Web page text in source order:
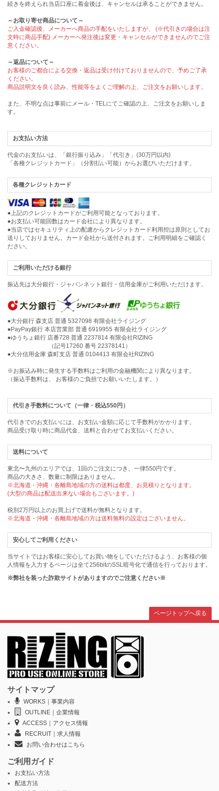
続きを終えられ当店口座に着金後は、キャンセルは承ることができません。
～お取り寄せ商品について～
ご入金確認後、メーカーへ商品の手配をいたしますが、 (※代引きの場合は注
文時に商品手配) メーカーへ発注後は変更・キャンセルができませんのでご注
意ください。
～返品について～
お客様のご都合による交換・返品は受け付けておりませんので、予めご了承
ください。
商品説明文を良く読み、性能等をよくご理解の上、ご注文をお願いします。
また、不明な点は事前にメール・TELにてご確認の上、ご注文をお願いしま
す。
お支払い方法
代金のお支払いは、「銀行振り込み」「代引き」(30万円以内)
「各種クレジットカード」（分割払い可能）からお選びいただけます。
各種クレジットカード
●上記のクレジットカードがご利用可能となっております。
●お支払い可能回数はカード会社により異なります。
●当店ではセキュリティ上の配慮からクレジットカード利用控は原則としてお
送りしておりません。カード会社から送付されます。ご利用明細をご確認く
ださい。
ご利用いただける銀行
振込先は大分銀行・ジャパンネット銀行・信用金庫がご利用いただけます。
●大分銀行 森支店 普通 5327098 有限会社ライジング
●PayPay銀行 本店営業部 普通 6919955 有限会社ライジング
●ゆうちょ銀行 店番728 普通 2237814 有限会社RIZING
（記号17260 番号 22378141）
●大分信用金庫 森町支店 普通 0104413 有限会社RIZING
※お振込み時に発生する手数料はご利用の金融機関により異なります。
（振込手数料は、 お客様のご負担でお願いいたします。）
代引き手数料について（一律・税込550円）
代引きでのお支払いには、お支払い金額に応じて手数料がかかります。
商品受け取り時に商品代金、送料と合わせてお支払いください。
送料について
東北〜九州のエリアでは、1回のご注文につき、一律550円です。
商品の大きさ、数量に制限はありません。
※北海道・沖縄・各離島地域の方の送料は都度、お見積りとなります。
(大型の商品は配送出来ない場合もございます。)
税別2万円以上のお買上げで送料が無料となります。
※北海道・沖縄・各離島地域の方は送料無料の設定はございません。
安心してご利用ください
当サイトではお客様に安心してお買い物をしていただけるよう、お客様の個
人情報を入力するページは全て256bitのSSL暗号化で通信を行っております。
※弊社を装った詐欺サイトがありますのでご注意ください※
ページトップへ戻る
サイトマップ
WORKS｜事業内容
OUTLINE｜企業情報
ACCESS｜アクセス情報
RECRUIT｜求人情報
お問い合わせはこちら
ご利用ガイド
お支払い方法
配送方法